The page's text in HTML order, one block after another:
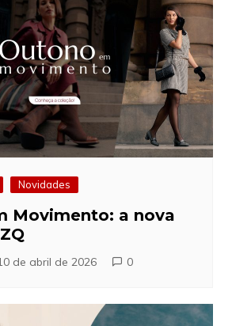
Novidades
Movimento: a nova
de abril de 2026 0